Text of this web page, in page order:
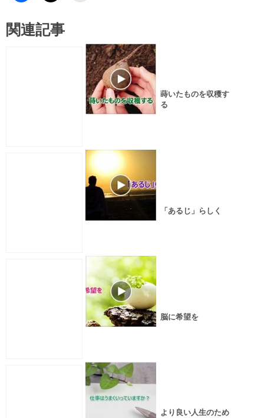
関連記事
蒔いたものを収穫す
る
「あるじ」らしく
脳に希望を
より良い人生のため